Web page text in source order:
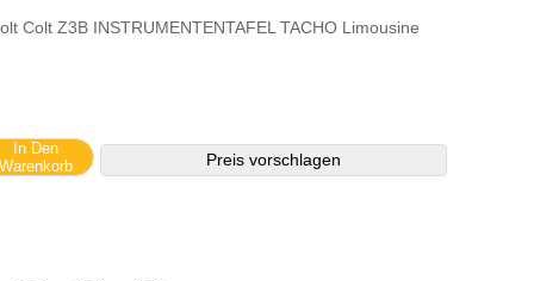
Colt Z3B INSTRUMENTENTAFEL TACHO Limousine
In Den
Warenkorb
Preis vorschlagen